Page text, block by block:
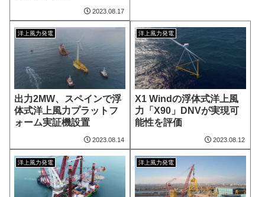
2023.08.17
洋上風力発電
出力2MW、スペインで浮
体式洋上風力プラットフ
ォーム実証機設置
2023.08.14
洋上風力発電
X1 Windの浮体式洋上風
力「X90」DNVが実現可
能性を評価
2023.08.12
洋上風力発電 洋上風力発電